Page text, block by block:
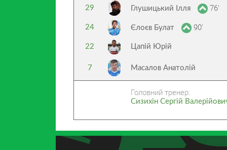
29 Глушицький Ілля 76’
24 Єлоєв Булат 90’
22 Цапій Юрій
7 Масалов Анатолій
Головний тренер:
Сизихін Сергій